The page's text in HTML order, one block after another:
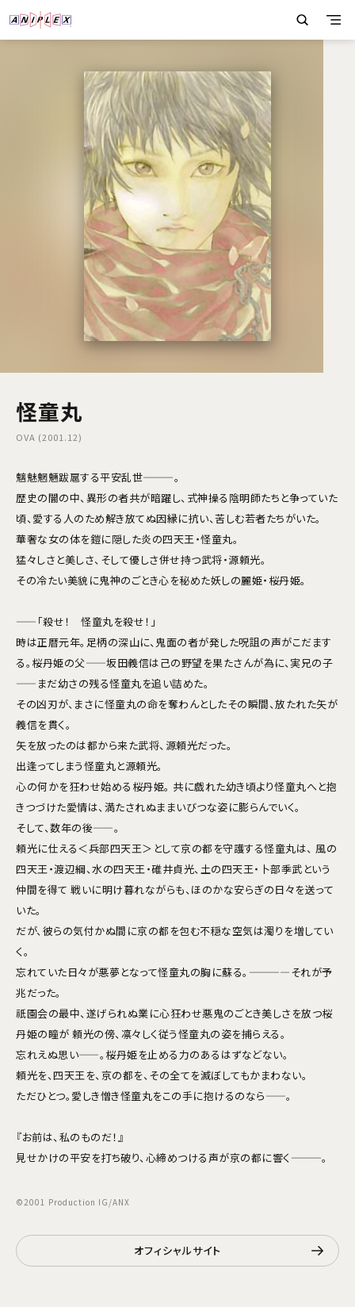
怪童丸
OVA (2001.12)
魑魅魍魎跋扈する平安乱世———。
歴史の闇の中、異形の者共が暗躍し、式神操る陰明師たちと争っていた
頃、愛する人のため解き放てぬ因縁に抗い、苦しむ若者たちがいた。
華奢な女の体を鎧に隠した炎の四天王・怪童丸。
猛々しさと美しさ、そして優しさ併せ持つ武将・源頼光。
その冷たい美貌に鬼神のごとき心を秘めた妖しの麗姫・桜丹姫。
——「殺せ！ 怪童丸を殺せ！」
時は正暦元年。足柄の深山に、鬼面の者が発した呪詛の声がこだます
る。桜丹姫の父——坂田義信は己の野望を果たさんが為に、実兄の子
——まだ幼さの残る怪童丸を追い詰めた。
その凶刃が、まさに怪童丸の命を奪わんとしたその瞬間、放たれた矢が
義信を貫く。
矢を放ったのは都から来た武将、源頼光だった。
出逢ってしまう怪童丸と源頼光。
心の何かを狂わせ始める桜丹姫。 共に戯れた幼き頃より怪童丸へと抱
きつづけた愛情は、満たされぬままいびつな姿に膨らんでいく。
そして、数年の後——。
頼光に仕える＜兵部四天王＞として京の都を守護する怪童丸は、 風の
四天王・渡辺綱、水の四天王・碓井貞光、土の四天王・卜部季武という
仲間を得て 戦いに明け暮れながらも、ほのかな安らぎの日々を送って
いた。
だが、彼らの気付かぬ間に京の都を包む不穏な空気は濁りを増してい
く。
忘れていた日々が悪夢となって怪童丸の胸に蘇る。————それが予
兆だった。
祇園会の最中、遂げられぬ業に心狂わせ悪鬼のごとき美しさを放つ桜
丹姫の瞳が 頼光の傍、凛々しく従う怪童丸の姿を捕らえる。
忘れえぬ思い——。桜丹姫を止める力のあるはずなどない。
頼光を、四天王を、京の都を、その全てを滅ぼしてもかまわない。
ただひとつ。愛しき憎き怪童丸をこの手に抱けるのなら——。
『お前は、私のものだ！』
見せかけの平安を打ち破り、心締めつける声が京の都に響く———。
©2001 Production IG/ANX
オフィシャルサイト